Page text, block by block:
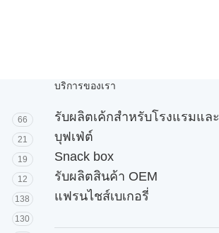
66
21
19
12
138
130
บริการของเรา
รับผลิตเค้กสำหรับโรงแรมและ
บุฟเฟ่ต์
Snack box
รับผลิตสินค้า OEM
แฟรนไชส์เบเกอรี่